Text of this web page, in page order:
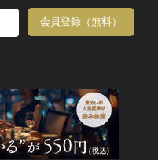
会員登録（無料）